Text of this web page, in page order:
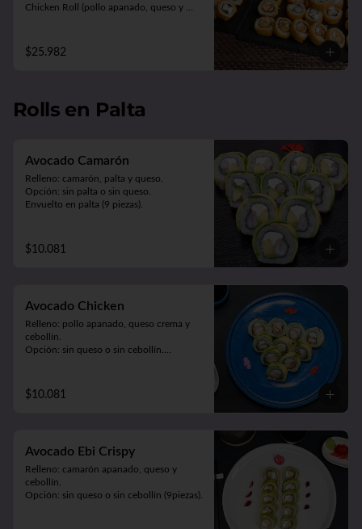
Chicken Roll (pollo apanado, queso y
palta. Envuelto en pollo apanado y salsa
maracuyá).
teriyaki).
$25.982
Rolls en Palta
Avocado Camarón
Relleno: camarón, palta y queso.
Opción: sin palta o sin queso.
Envuelto en palta (9 piezas).
$10.081
Avocado Chicken
Relleno: pollo apanado, queso crema y
cebollín.
Opción: sin queso o sin cebollín.
$10.081
Avocado Ebi Crispy
Relleno: camarón apanado, queso y
cebollín.
Opción: sin queso o sin cebollín (9piezas).